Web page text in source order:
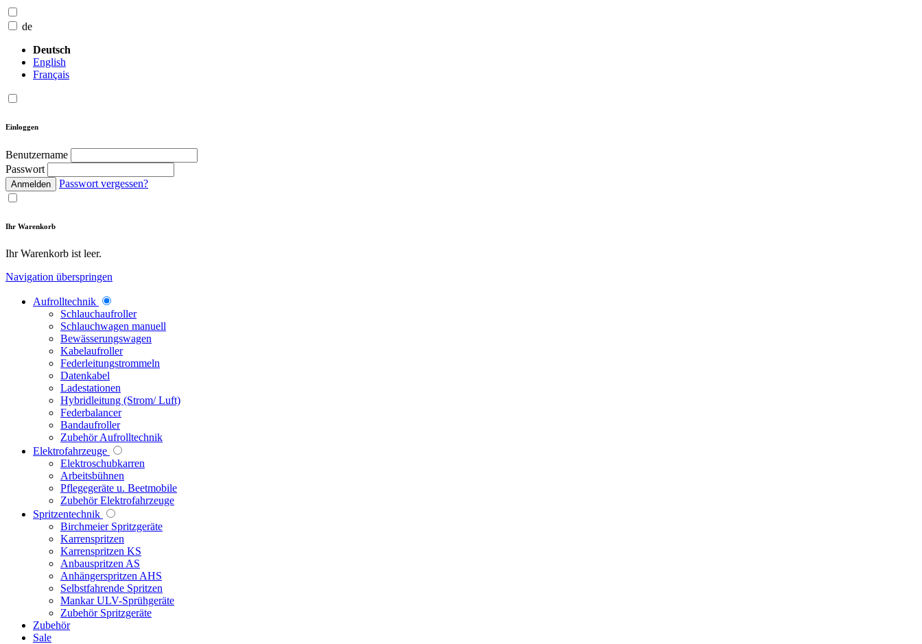
de
Deutsch
English
Français
Einloggen
Benutzername
Passwort
Anmelden Passwort vergessen?
Ihr Warenkorb
Ihr Warenkorb ist leer.
Navigation überspringen
Aufrolltechnik
Schlauchaufroller
Schlauchwagen manuell
Bewässerungswagen
Kabelaufroller
Federleitungstrommeln
Datenkabel
Ladestationen
Hybridleitung (Strom/ Luft)
Federbalancer
Bandaufroller
Zubehör Aufrolltechnik
Elektrofahrzeuge
Elektroschubkarren
Arbeitsbühnen
Pflegegeräte u. Beetmobile
Zubehör Elektrofahrzeuge
Spritzentechnik
Birchmeier Spritzgeräte
Karrenspritzen
Karrenspritzen KS
Anbauspritzen AS
Anhängerspritzen AHS
Selbstfahrende Spritzen
Mankar ULV-Sprühgeräte
Zubehör Spritzgeräte
Zubehör
Sale